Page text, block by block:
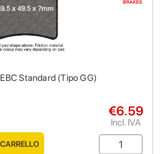
Standard (Tipo GG)
€6.59
Incl. IVA